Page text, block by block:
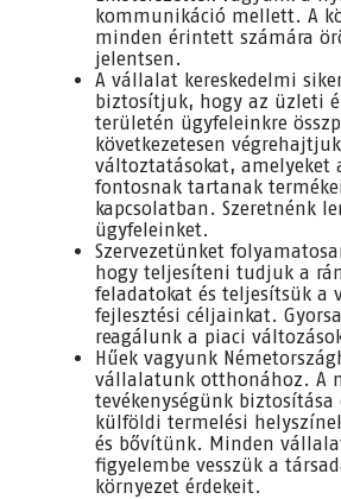
kommunikáció mellett. A
minden érintett számára
jelentsen.
A vállalat kereskedelmi
biztosítjuk, hogy az üzleti
területén ügyfeleinkre
következetesen
változtatásokat, amelyeket
fontosnak tartanak
kapcsolatban. Szeretnénk
ügyfeleinket.
Szervezetünket
hogy teljesíteni tudjuk a
feladatokat és teljesítsük a
fejlesztési céljainkat.
reagálunk a piaci
Hűek vagyunk
vállalatunk otthonához. A
tevékenységünk biztosítása
külföldi termelési
és bővítünk. Minden
figyelembe vesszük a
környezet érdekeit.